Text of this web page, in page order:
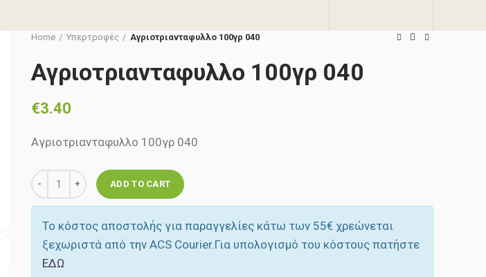
Home Υπερτροφές Αγριοτριανταφυλλο 100γρ 040
Αγριοτριανταφυλλο 100γρ 040
€3.40
Αγριοτριανταφυλλο 100γρ 040
Quantity
ADD TO CART
Το κόστος αποστολής για παραγγελίες κάτω των 55‎€ χρεώνεται
ξεχωριστά από την ACS Courier.Για υπολογισμό του κόστους πατήστε
ΕΔΩ